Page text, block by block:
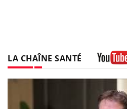
LA CHAÎNE SANTÉ